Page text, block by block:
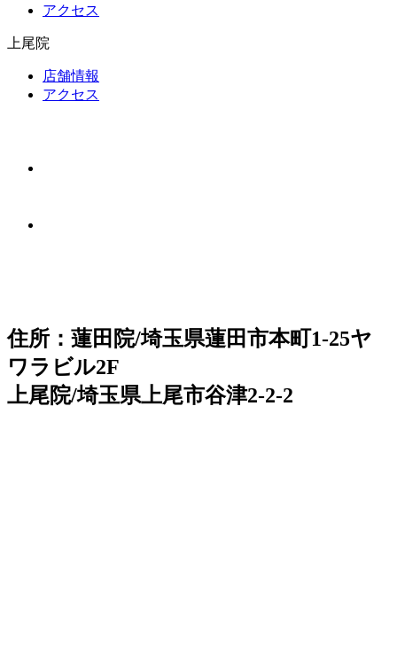
アクセス
上尾院
店舗情報
アクセス
住所：蓮田院/埼玉県蓮田市本町1-25ヤ
ワラビル2F
上尾院/埼玉県上尾市谷津2-2-2